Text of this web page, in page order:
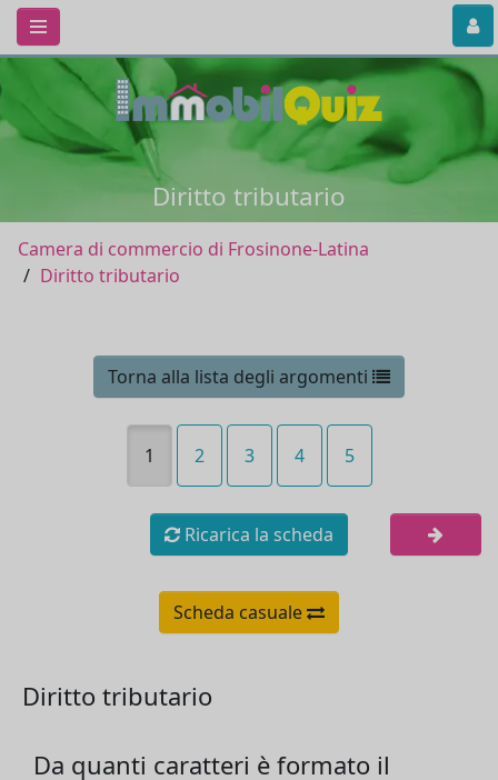
Diritto tributario
Camera di commercio di Frosinone-Latina
Diritto tributario
Torna alla lista degli argomenti
1 2 3 4 5
Ricarica la scheda
Scheda casuale
Diritto tributario
Da quanti caratteri è formato il